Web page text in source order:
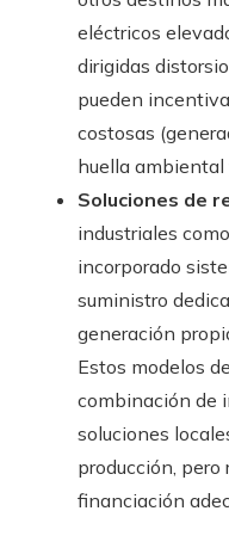
eléctricos
dirigidas
pueden
costosas
huella ambiental
Soluciones de
industriales
incorporado
suministro
generación
Estos modelos
combinación de
soluciones
producción, pero
financiación